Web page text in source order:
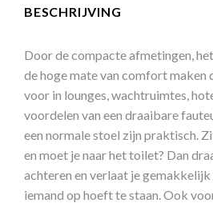
BESCHRIJVING
Door de compacte afmetingen,
de hoge mate van comfort maken
voor in lounges, wachtruimtes,
voordelen van een draaibare
een normale stoel zijn praktisch.
en moet je naar het toilet? Dan
achteren en verlaat je
iemand op hoeft te staan. Ook